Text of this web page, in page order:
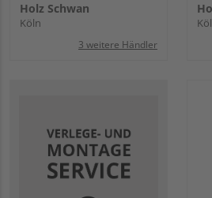
Holz Schwan
Köln
3 weitere Händler